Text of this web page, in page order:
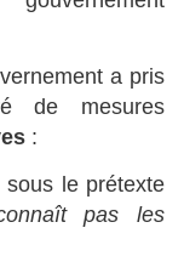
a pris
de mesures
:
le prétexte
pas les